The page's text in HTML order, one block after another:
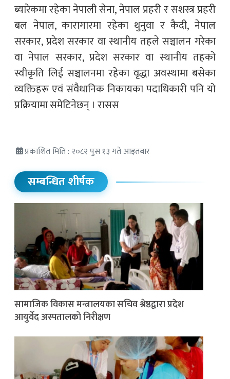
ब्यारेकमा रहेका नेपाली सेना, नेपाल प्रहरी र सशस्त्र प्रहरी
बल नेपाल, कारागारमा रहेका थुनुवा र कैदी, नेपाल
सरकार, प्रदेश सरकार वा स्थानीय तहले सञ्चालन गरेका
वा नेपाल सरकार, प्रदेश सरकार वा स्थानीय तहको
स्वीकृति लिई सञ्चालनमा रहेका वृद्धा अवस्थामा बसेका
व्यक्तिहरू एवं संवैधानिक निकायका पदाधिकारी पनि यो
प्रक्रियामा समेटिनेछन् । रासस
प्रकाशित मिति : २०८२ पुस १३ गते आइतबार
सम्बन्धित शीर्षक
सामाजिक विकास मन्त्रालयका सचिव श्रेष्ठद्वारा प्रदेश
आयुर्वेद अस्पतालको निरीक्षण